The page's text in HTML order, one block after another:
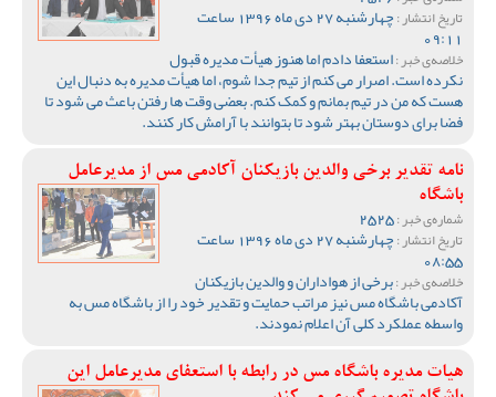
تاریخ انتشار : چهارشنبه 27 دی ماه 1396 ساعت
09:11
خلاصه‌ی خبر :استعفا دادم اما هنوز هیأت مدیره قبول
نکرده است. اصرار می کنم از تیم جدا شوم، اما هیأت مدیره به دنبال این
هست که من در تیم بمانم و کمک کنم. بعضی وقت ها رفتن باعث می شود تا
فضا برای دوستان بهتر شود تا بتوانند با آرامش کار کنند.
نامه تقدیر برخی والدین بازیکنان آکادمی مس از مدیرعامل
باشگاه
شماره‌ی خبر :
تاریخ انتشار : چهارشنبه 27 دی ماه 1396 ساعت
08:55
خلاصه‌ی خبر :برخی از هواداران و والدین بازیکنان
آکادمی باشگاه مس نیز مراتب حمایت و تقدیر خود را از باشگاه مس به
واسطه عملکرد کلی آن اعلام نمودند.
هیات مدیره باشگاه مس در رابطه با استعفای مدیرعامل این